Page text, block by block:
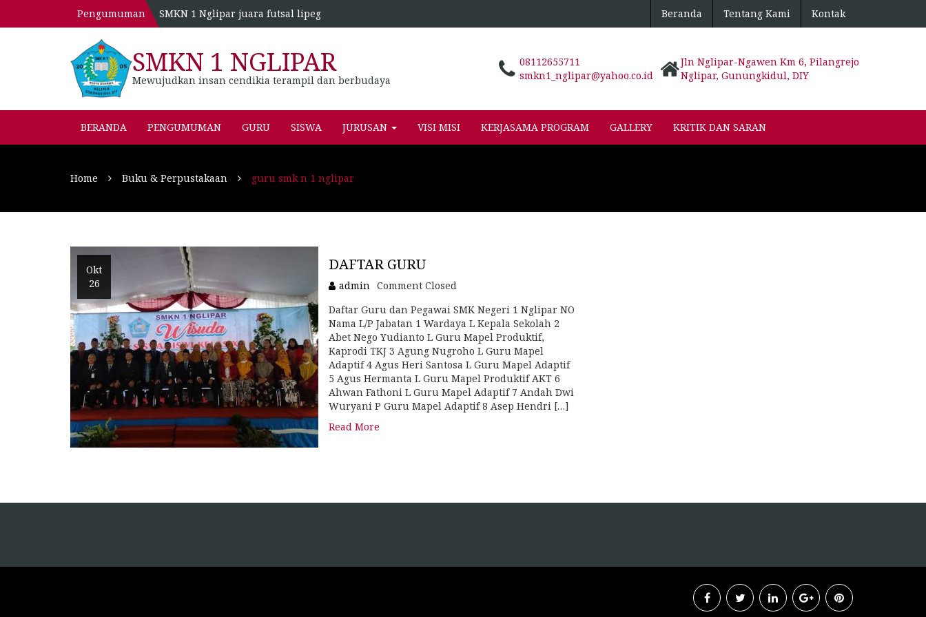
Pengumuman SMKN 1 Nglipar juara futsal lipeg Beranda Tentang Kami Kontak
SMKN 1 NGLIPAR
Mewujudkan insan cendikia terampil dan berbudaya
08112655711
smkn1_nglipar@yahoo.co.id
Jln Nglipar-Ngawen Km 6, Pilangrejo
Nglipar, Gunungkidul, DIY
BERANDA PENGUMUMAN GURU SISWA JURUSAN VISI MISI KERJASAMA PROGRAM GALLERY KRITIK DAN SARAN
Home Buku & Perpustakaan guru smk n 1 nglipar
Okt
26
DAFTAR GURU
admin Comment Closed
Daftar Guru dan Pegawai SMK Negeri 1 Nglipar NO
Nama L/P Jabatan 1 Wardaya L Kepala Sekolah 2
Abet Nego Yudianto L Guru Mapel Produktif,
Kaprodi TKJ 3 Agung Nugroho L Guru Mapel
Adaptif 4 Agus Heri Santosa L Guru Mapel Adaptif
5 Agus Hermanta L Guru Mapel Produktif AKT 6
Ahwan Fathoni L Guru Mapel Adaptif 7 Andah Dwi
Wuryani P Guru Mapel Adaptif 8 Asep Hendri […]
Read More
https://ptnobelindonesia.com/
https://kymasgestao.com.br/conteudo/